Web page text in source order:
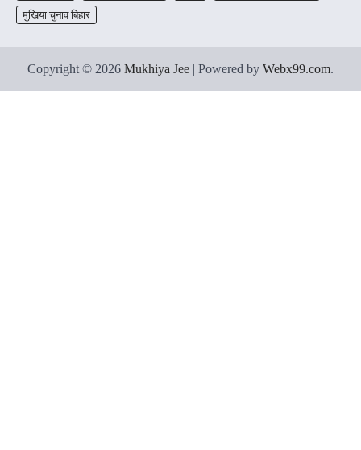
मुखिया चुनाव बिहार
Copyright © 2026 Mukhiya Jee | Powered by Webx99.com.